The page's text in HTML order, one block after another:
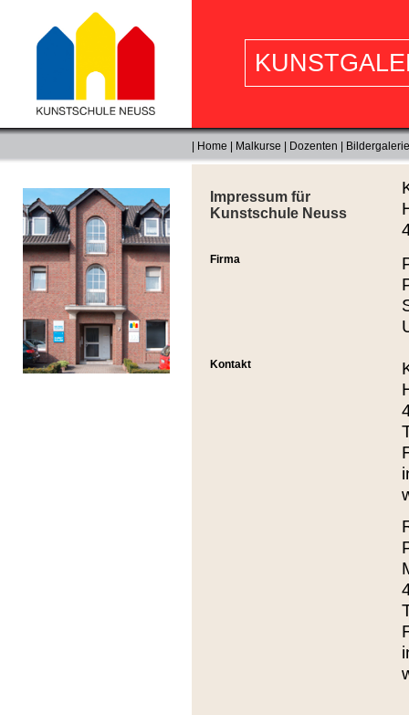
Home Malkurse Dozenten Bildergalerie
Impressum für
Kunstschule Neuss
Firma
Kontakt